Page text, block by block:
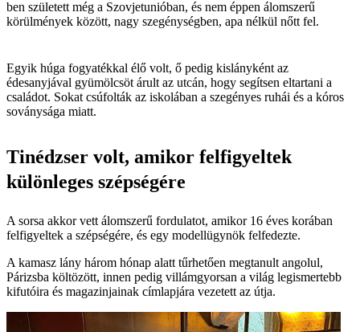
ben született még a Szovjetunióban, és nem éppen álomszerű
körülmények között, nagy szegénységben, apa nélkül nőtt fel.
Egyik húga fogyatékkal élő volt, ő pedig kislányként az
édesanyjával gyümölcsöt árult az utcán, hogy segítsen eltartani a
családot. Sokat csúfolták az iskolában a szegényes ruhái és a kóros
soványsága miatt.
Tinédzser volt, amikor felfigyeltek
különleges szépségére
A sorsa akkor vett álomszerű fordulatot, amikor 16 éves korában
felfigyeltek a szépségére, és egy modellügynök felfedezte.
A kamasz lány három hónap alatt tűrhetően megtanult angolul,
Párizsba költözött, innen pedig villámgyorsan a világ legismertebb
kifutóira és magazinjainak címlapjára vezetett az útja.